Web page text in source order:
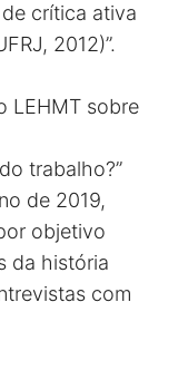
crítica ativa
2012)”.
LEHMT sobre
trabalho?”
de 2019,
objetivo
da história
com